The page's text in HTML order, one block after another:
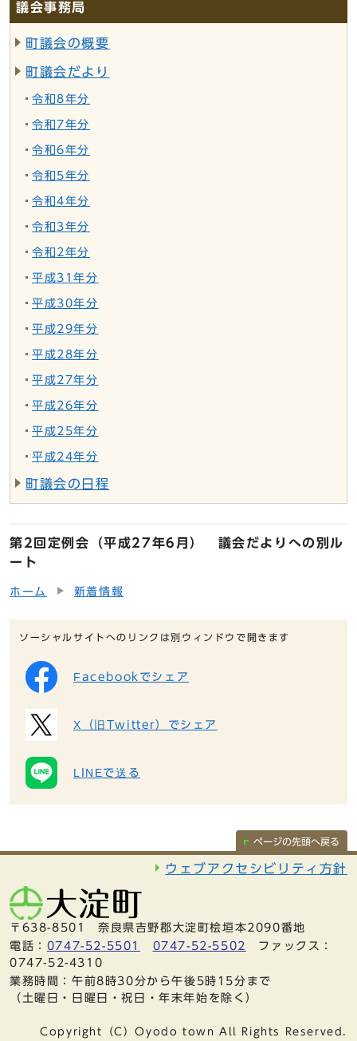
議会事務局
町議会の概要
町議会だより
令和8年分
令和7年分
令和6年分
令和5年分
令和4年分
令和3年分
令和2年分
平成31年分
平成30年分
平成29年分
平成28年分
平成27年分
平成26年分
平成25年分
平成24年分
町議会の日程
第2回定例会（平成27年6月） 議会だよりへの別ル
ート
ホーム 新着情報
ソーシャルサイトへのリンクは別ウィンドウで開きます
Facebookでシェア
X（旧Twitter）でシェア
LINEで送る
ページの先頭へ戻る
ウェブアクセシビリティ方針
〒638-8501 奈良県吉野郡大淀町桧垣本2090番地
電話： 0747-52-5501 0747-52-5502
ファックス：
0747-52-4310
業務時間：午前8時30分から午後5時15分まで
（土曜日・日曜日・祝日・年末年始を除く）
Copyright（C）Oyodo town All Rights Reserved.